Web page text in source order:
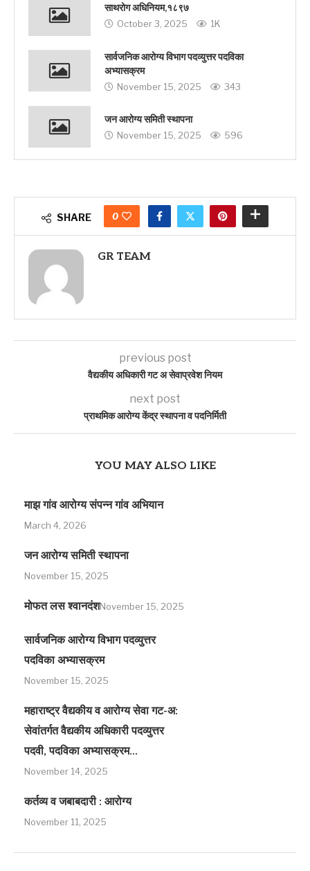
साथरोग अधिनियम,१८९७
October 3, 2025 1K
सार्वजनिक आरोग्य विभाग पदव्युत्तर पदविका
अभ्यासक्रम
November 15, 2025 343
जन आरोग्य समिती स्थापना
November 15, 2025 596
SHARE 0
GR TEAM
previous post
वैद्यकीय अधिकारी गट अ सेवाप्रवेश नियम
next post
प्राथमिक आरोग्य केंद्र स्थापना व पदनिर्मिती
YOU MAY ALSO LIKE
माझ गांव आरोग्य संपन्न गांव अभियान
March 4, 2026
जन आरोग्य समिती स्थापना
November 15, 2025
मोफत लस श्वानदंशNovember 15, 2025
सार्वजनिक आरोग्य विभाग पदव्युत्तर
पदविका अभ्यासक्रम
November 15, 2025
महाराष्ट्र वैद्यकीय व आरोग्य सेवा गट-अ:
सेवांतर्गत वैद्यकीय अधिकारी पदव्युत्तर
पदवी, पदविका अभ्यासक्रम...
November 14, 2025
कर्तव्य व जबाबदारी : आरोग्य
November 11, 2025